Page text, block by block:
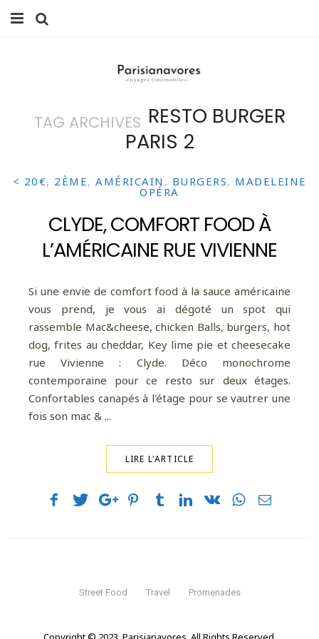
FAMILLE
VOYAGES
BALADES À PARIS
LIFESTYLE
CULTURE
0 ITEMS -0,00 €
TAG ARCHIVES RESTO BURGER
PARIS 2
< 20€, 2ÈME, AMÉRICAIN , BURGERS, MADELEINE
OPÉRA
CLYDE, COMFORT FOOD À
L’AMÉRICAINE RUE VIVIENNE
Si une envie de comfort food à la sauce américaine
vous prend, je vous ai dégoté un spot qui
rassemble Mac&cheese, chicken Balls, burgers, hot
dog, frites au cheddar, Key lime pie et cheesecake
rue Vivienne : Clyde. Déco monochrome
contemporaine pour ce resto sur deux étages.
Confortables canapés à l'étage pour se vautrer une
fois son mac & ...
LIRE L'ARTICLE
Street Food Travel Promenades